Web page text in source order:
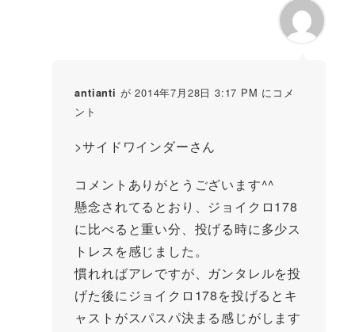
antianti が 2014年7月28日 3:17 PM にコメ
ント
>サイドワインダーさん
コメントありがとうございます^^
懸念されてるとおり、ジョイクロ178
に比べると重い分、投げる時に多少ス
トレスを感じました。
慣れればアレですが、ガンタレルを投
げた後にジョイクロ178を投げるとキ
ャストがスパスパ決まる感じがします